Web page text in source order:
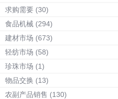
求购需要 (30)
食品机械 (294)
建材市场 (673)
轻纺市场 (58)
珍珠市场 (1)
物品交换 (13)
农副产品销售 (130)